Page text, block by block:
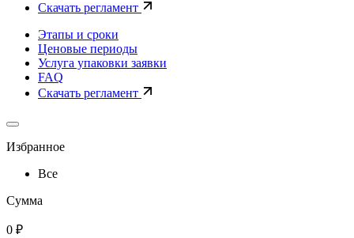
Скачать регламент
Этапы и сроки
Ценовые периоды
Услуга упаковки заявки
FAQ
Скачать регламент
Избранное
Все
Сумма
0 ₽